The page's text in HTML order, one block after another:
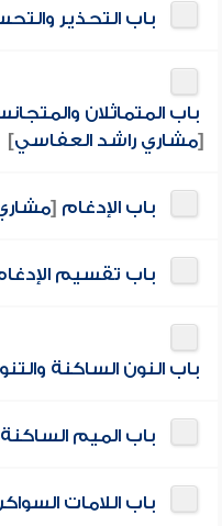
باب التحذير
باب المتماثلان
[مشاري راشد العفاسي]
باب الإدغام [
باب تقسيم
باب النون الساكنة
باب الميم الساكنة
باب اللامات